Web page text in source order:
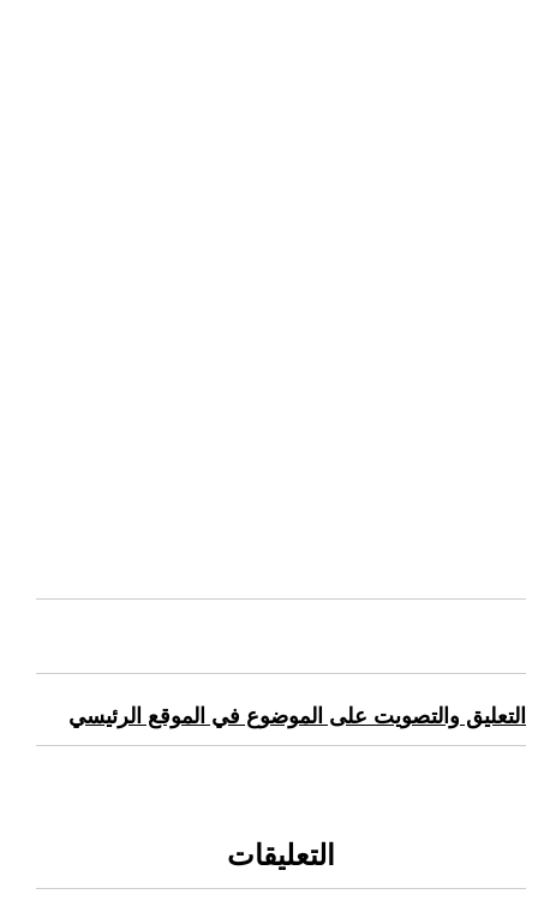
التعليق والتصويت على الموضوع في الموقع الرئيسي
التعليقات